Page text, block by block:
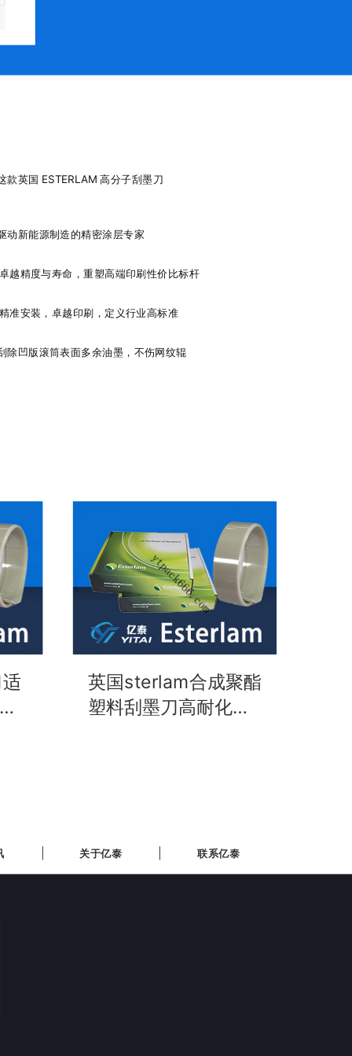
款英国 ESTERLAM 高分子刮墨刀
动新能源制造的精密涂层专家
越精度与寿命，重塑高端印刷性价比标杆
准安装，卓越印刷，定义行业高标准
除凹版滚筒表面多余油墨，不伤网纹辊
英国sterlam合成聚酯
塑料刮墨刀高耐化学
关于亿泰 联系亿泰
新闻中心 关于亿泰